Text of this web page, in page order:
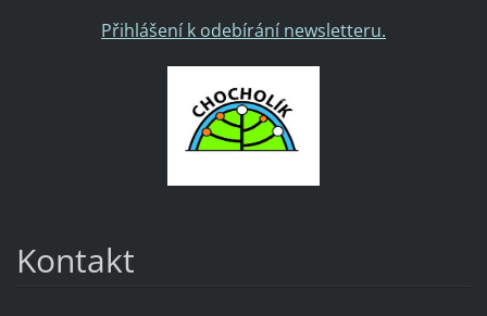
Přihlášení k odebírání newsletteru.
Kontakt